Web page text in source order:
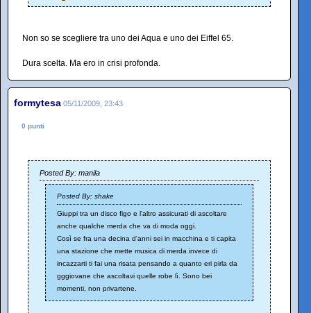
Non so se scegliere tra uno dei Aqua e uno dei Eiffel 65.
Dura scelta. Ma ero in crisi profonda.
formytesa 05/11/2009, 23:43
0 punti
Posted By: manila
Posted By: shake
Giuppi tra un disco figo e l'altro assicurati di ascoltare
anche qualche merda che va di moda oggi.
Così se fra una decina d'anni sei in macchina e ti capita
una stazione che mette musica di merda invece di
incazzarti ti fai una risata pensando a quanto eri pirla da
gggiovane che ascoltavi quelle robe lì. Sono bei
momenti, non privartene.